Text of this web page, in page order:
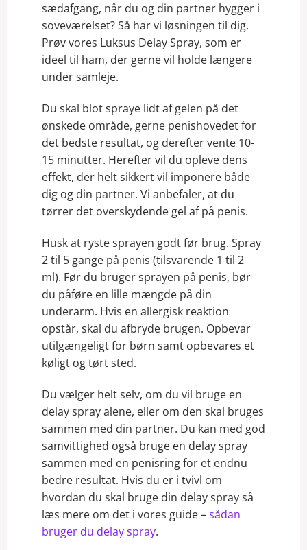
sædafgang, når du og din partner hygger i
soveværelset? Så har vi løsningen til dig.
Prøv vores Luksus Delay Spray, som er
ideel til ham, der gerne vil holde længere
under samleje.
Du skal blot spraye lidt af gelen på det
ønskede område, gerne penishovedet for
det bedste resultat, og derefter vente 10-
15 minutter. Herefter vil du opleve dens
effekt, der helt sikkert vil imponere både
dig og din partner. Vi anbefaler, at du
tørrer det overskydende gel af på penis.
Husk at ryste sprayen godt før brug. Spray
2 til 5 gange på penis (tilsvarende 1 til 2
ml). Før du bruger sprayen på penis, bør
du påføre en lille mængde på din
underarm. Hvis en allergisk reaktion
opstår, skal du afbryde brugen. Opbevar
utilgængeligt for børn samt opbevares et
køligt og tørt sted.
Du vælger helt selv, om du vil bruge en
delay spray alene, eller om den skal bruges
sammen med din partner. Du kan med god
samvittighed også bruge en delay spray
sammen med en penisring for et endnu
bedre resultat. Hvis du er i tvivl om
hvordan du skal bruge din delay spray så
læs mere om det i vores guide –sådan
bruger du delay spray.